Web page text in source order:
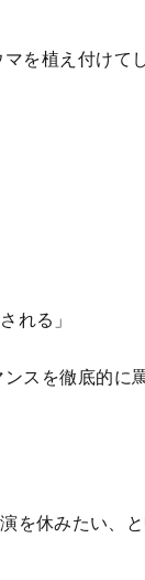
を植え付けて
れる」
スを徹底的に
を休みたい、